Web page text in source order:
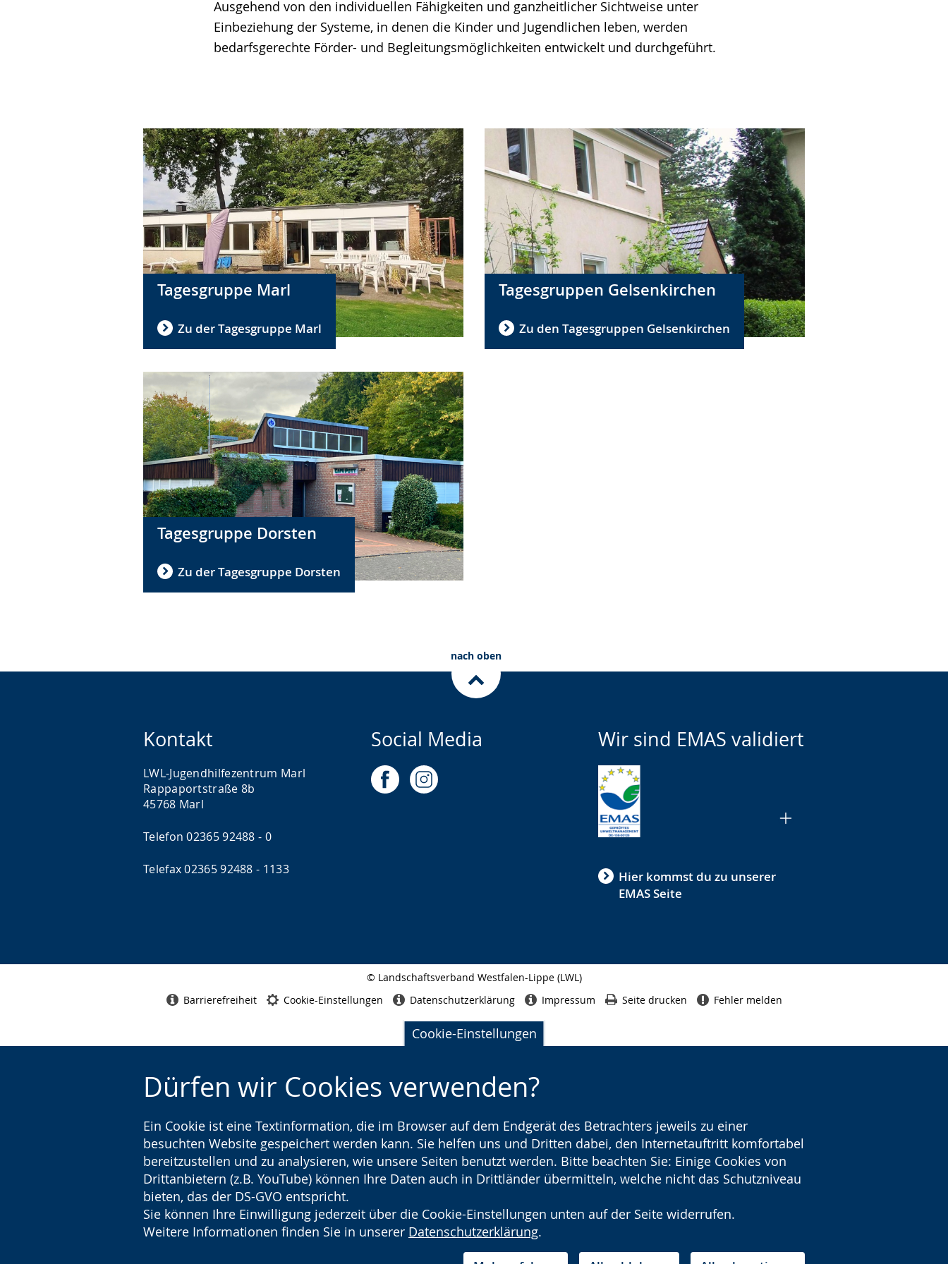
Cookie-Einstellungen
Dürfen wir Cookies verwenden?
Ein Cookie ist eine Textinformation, die im Browser auf dem Endgerät des Betrachters jeweils zu einer
besuchten Website gespeichert werden kann. Sie helfen uns und Dritten dabei, den Internetauftritt komfortabel
bereitzustellen und zu analysieren, wie unsere Seiten benutzt werden. Bitte beachten Sie: Einige Cookies von
Drittanbietern (z.B. YouTube) können Ihre Daten auch in Drittländer übermitteln, welche nicht das Schutzniveau
bieten, das der DS-GVO entspricht.
Sie können Ihre Einwilligung jederzeit über die Cookie-Einstellungen unten auf der Seite widerrufen.
Weitere Informationen finden Sie in unserer Datenschutzerklärung.
Ausgehend von den individuellen Fähigkeiten und ganzheitlicher Sichtweise unter
Einbeziehung der Systeme, in denen die Kinder und Jugendlichen leben, werden
bedarfsgerechte Förder- und Begleitungsmöglichkeiten entwickelt und durchgeführt.
Tagesgruppe Marl
Zu der Tagesgruppe Marl
Tagesgruppen Gelsenkirchen
Zu den Tagesgruppen Gelsenkirchen
Tagesgruppe Dorsten
Zu der Tagesgruppe Dorsten
nach oben
Kontakt
LWL-Jugendhilfezentrum Marl
Rappaportstraße 8b
45768 Marl
Telefon 02365 92488 - 0
Telefax 02365 92488 - 1133
Social Media Wir sind EMAS validiert
Hier kommst du zu unserer
EMAS Seite
© Landschaftsverband Westfalen-Lippe (LWL)
Barrierefreiheit Cookie-Einstellungen Datenschutzerklärung Impressum Seite drucken Fehler melden